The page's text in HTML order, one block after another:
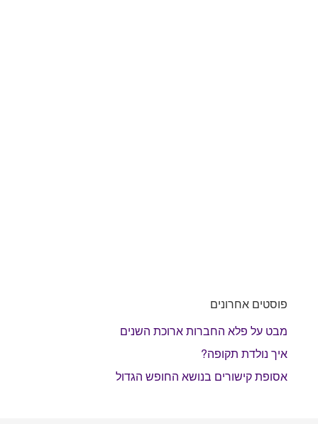
פוסטים אחרונים
מבט על פלא החברות ארוכת השנים
איך נולדת תקופה?
אסופת קישורים בנושא החופש הגדול